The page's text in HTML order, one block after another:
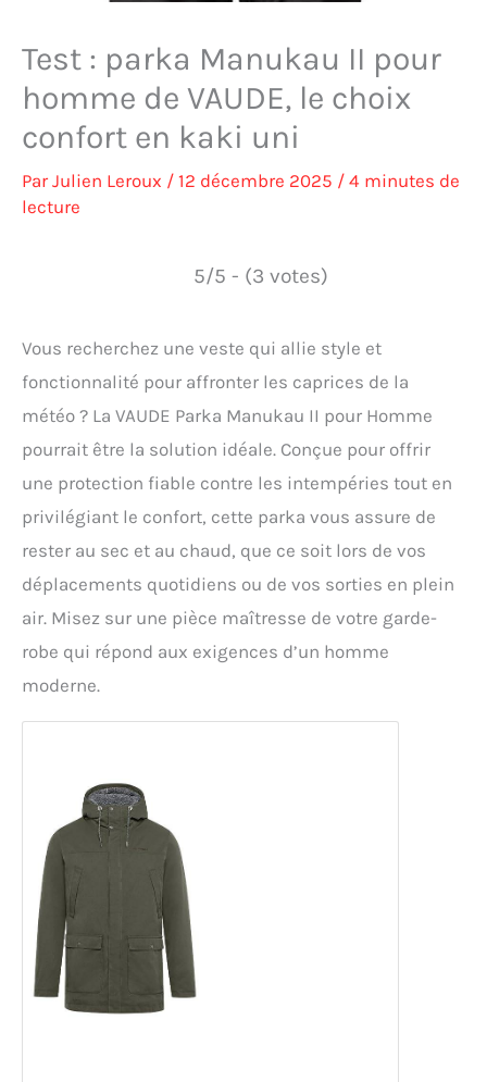
Test : parka Manukau II pour
homme de VAUDE, le choix
confort en kaki uni
ParJulien Leroux / 12 décembre 2025 / 4 minutes de
lecture
5/5 - (3 votes)
Vous recherchez une veste qui allie style et
fonctionnalité pour affronter les caprices de la
météo ? La VAUDE Parka Manukau II pour Homme
pourrait être la solution idéale. Conçue pour offrir
une protection fiable contre les intempéries tout en
privilégiant le confort, cette parka vous assure de
rester au sec et au chaud, que ce soit lors de vos
déplacements quotidiens ou de vos sorties en plein
air. Misez sur une pièce maîtresse de votre garde-
robe qui répond aux exigences d’un homme
moderne.